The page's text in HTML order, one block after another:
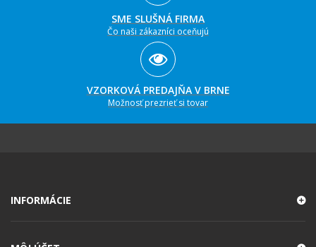
SME SLUŠNÁ FIRMA
Čo naši zákazníci oceňujú
VZORKOVÁ PREDAJŇA V BRNE
Možnosť prezrieť si tovar
INFORMÁCIE